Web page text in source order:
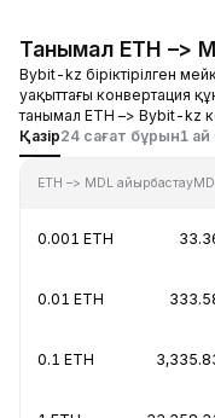
Танымал ETH –>
Bybit-kz біріктірілген
уақыттағы конвертация
танымал ETH –> Bybit-kz
Қазір24 сағат бұрын1
ETH –> MDL айырбастау
0.001 ETH
0.01 ETH
0.1 ETH